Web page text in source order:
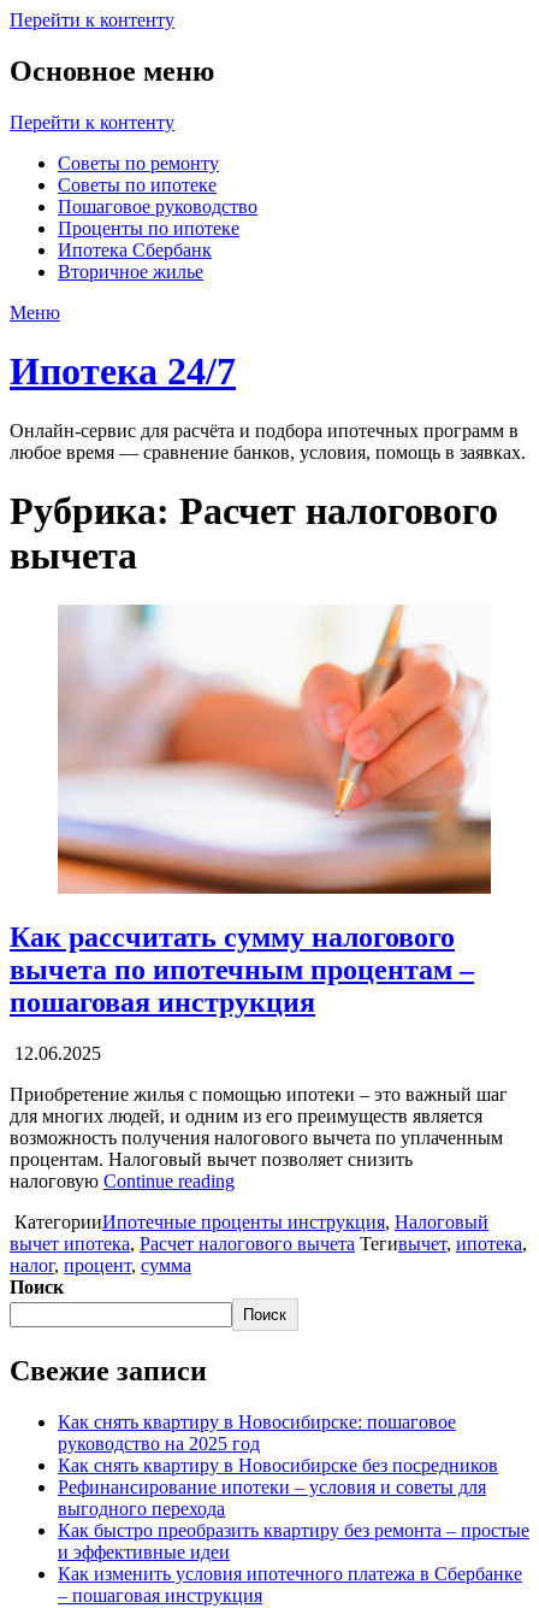
Перейти к контенту
Основное меню
Перейти к контенту
Советы по ремонту
Советы по ипотеке
Пошаговое руководство
Проценты по ипотеке
Ипотека Сбербанк
Вторичное жилье
Меню
Ипотека 24/7
Онлайн-сервис для расчёта и подбора ипотечных программ в
любое время — сравнение банков, условия, помощь в заявках.
Рубрика: Расчет налогового
вычета
Как рассчитать сумму налогового
вычета по ипотечным процентам –
пошаговая инструкция
12.06.2025
Приобретение жилья с помощью ипотеки – это важный шаг
для многих людей, и одним из его преимуществ является
возможность получения налогового вычета по уплаченным
процентам. Налоговый вычет позволяет снизить
налоговую Continue reading
КатегорииИпотечные проценты инструкция, Налоговый
вычет ипотека, Расчет налогового вычета Тегивычет, ипотека,
налог, процент, сумма
Поиск
Поиск
Свежие записи
Как снять квартиру в Новосибирске: пошаговое
руководство на 2025 год
Как снять квартиру в Новосибирске без посредников
Рефинансирование ипотеки – условия и советы для
выгодного перехода
Как быстро преобразить квартиру без ремонта – простые
и эффективные идеи
Как изменить условия ипотечного платежа в Сбербанке
– пошаговая инструкция